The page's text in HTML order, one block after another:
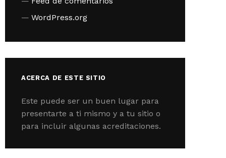
WordPress.org
ACERCA DE ESTE SITIO
Este puede ser un buen lugar para
presentarte a ti mismo y a tu sitio o
para incluir algunas acreditaciones.